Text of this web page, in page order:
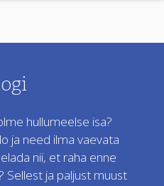
hullumeelse isa?
ja need ilma vaevata
nii, et raha enne
Sellest ja paljust muust